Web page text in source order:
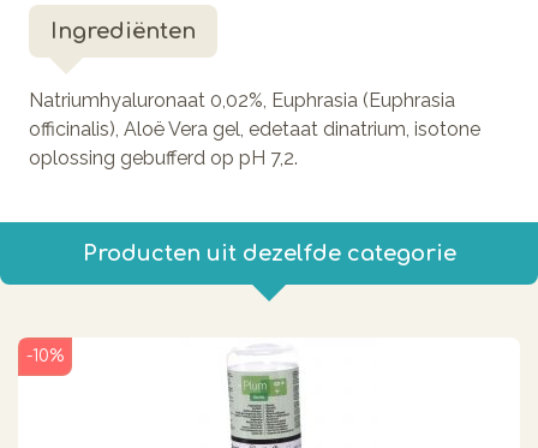
Ingrediënten
Natriumhyaluronaat 0,02%, Euphrasia (Euphrasia
officinalis), Aloë Vera gel, edetaat dinatrium, isotone
oplossing gebufferd op pH 7,2.
Producten uit dezelfde categorie
-10%